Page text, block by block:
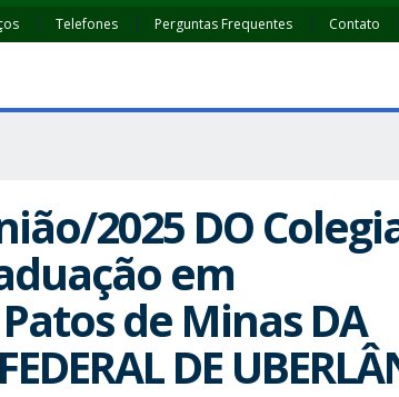
Telefones Perguntas Frequentes Contato
2025 DO
em
de Minas DA
DE